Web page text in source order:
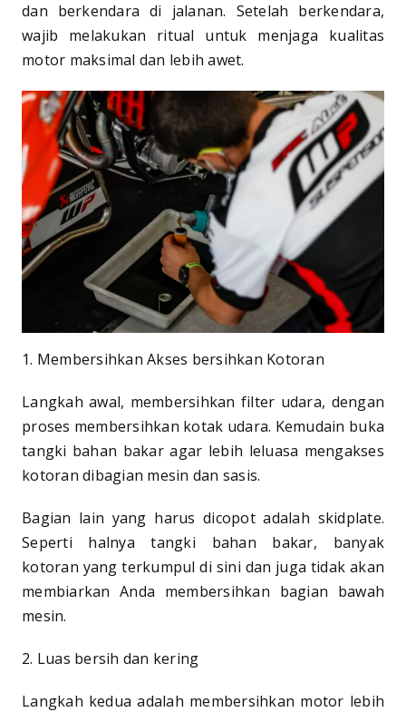
dan berkendara di jalanan. Setelah berkendara,
wajib melakukan ritual untuk menjaga kualitas
motor maksimal dan lebih awet.
1. Membersihkan Akses bersihkan Kotoran
Langkah awal, membersihkan filter udara, dengan
proses membersihkan kotak udara. Kemudain buka
tangki bahan bakar agar lebih leluasa mengakses
kotoran dibagian mesin dan sasis.
Bagian lain yang harus dicopot adalah skidplate.
Seperti halnya tangki bahan bakar, banyak
kotoran yang terkumpul di sini dan juga tidak akan
membiarkan Anda membersihkan bagian bawah
mesin.
2. Luas bersih dan kering
Langkah kedua adalah membersihkan motor lebih